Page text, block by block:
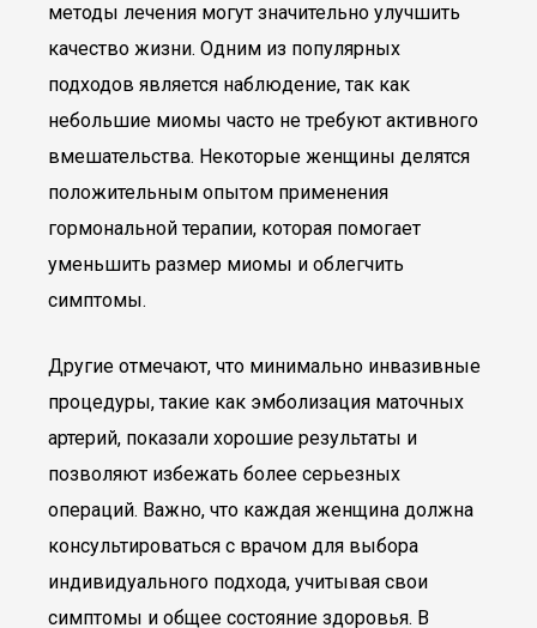
методы лечения могут значительно улучшить
качество жизни. Одним из популярных
подходов является наблюдение, так как
небольшие миомы часто не требуют активного
вмешательства. Некоторые женщины делятся
положительным опытом применения
гормональной терапии, которая помогает
уменьшить размер миомы и облегчить
симптомы.
Другие отмечают, что минимально инвазивные
процедуры, такие как эмболизация маточных
артерий, показали хорошие результаты и
позволяют избежать более серьезных
операций. Важно, что каждая женщина должна
консультироваться с врачом для выбора
индивидуального подхода, учитывая свои
симптомы и общее состояние здоровья. В